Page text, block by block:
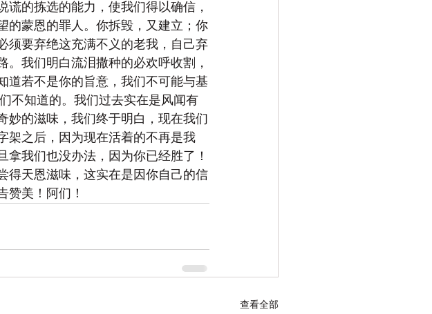
的拣选的能力，使我们得以确信，
的蒙恩的罪人。你拆毁，又建立；你
须要弃绝这充满不义的老我，自己弃
我们明白流泪撒种的必欢呼收割，
道若不是你的旨意，我们不可能与基
不知道的。我们过去实在是风闻有
妙的滋味，我们终于明白，现在我们
架之后，因为现在活着的不再是我
我们也没办法，因为你已经胜了！
得天恩滋味，这实在是因你自己的信
赞美！阿们！
查看全部